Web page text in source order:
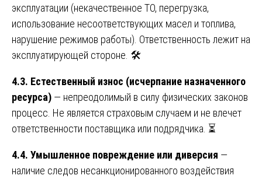
эксплуатации (некачественное ТО, перегрузка,
использование несоответствующих масел и топлива,
нарушение режимов работы). Ответственность лежит на
эксплуатирующей стороне. 🛠️
4.3. Естественный износ (исчерпание назначенного
ресурса) — непреодолимый в силу физических законов
процесс. Не является страховым случаем и не влечет
ответственности поставщика или подрядчика. ⏳
4.4. Умышленное повреждение или диверсия —
наличие следов несанкционированного воздействия